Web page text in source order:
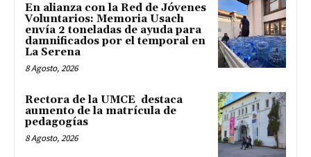
En alianza con la Red de Jóvenes
Voluntarios: Memoria Usach
envía 2 toneladas de ayuda para
damnificados por el temporal en
La Serena
8 Agosto, 2026
Rectora de la UMCE destaca
aumento de la matrícula de
pedagogías
8 Agosto, 2026